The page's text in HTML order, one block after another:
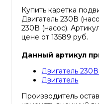
Купить каретка
Двигатель 230В
230В (насос).
цене от 13589 руб.
Данный артикул
Двигатель
Двигатель
Производитель